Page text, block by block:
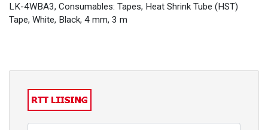
LK-4WBA3, Consumables: Tapes, Heat Shrink Tube (HST)
Tape, White, Black, 4 mm, 3 m